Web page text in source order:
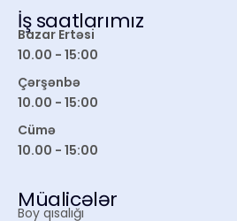
İş saatlarımız
Bazar Ertəsi
10.00 - 15:00
Çərşənbə
10.00 - 15:00
Cümə
10.00 - 15:00
Müalicələr
Boy qısalığı